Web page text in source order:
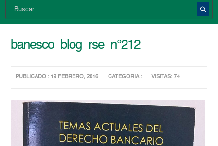
banesco_blog_rse_n°212
PUBLICADO : 19 FEBRERO, 2016 CATEGORIA : VISITAS: 74